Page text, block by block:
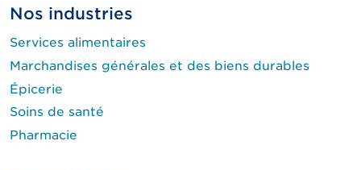
Nos industries
Services alimentaires
Marchandises générales et des biens durables
Épicerie
Soins de santé
Pharmacie